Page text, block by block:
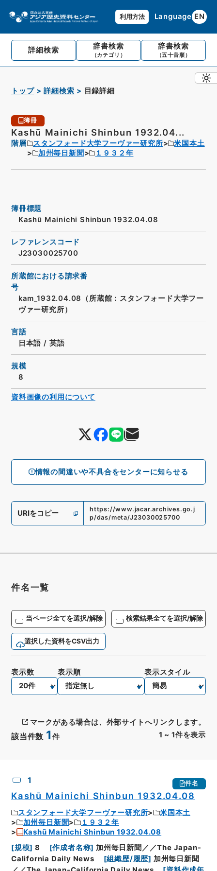
利用方法 Language EN
詳細検索 辞書検索
（カテゴリ）
辞書検索
（五十音順）
トップ 詳細検索 目録詳細
簿冊
Kashū Mainichi Shinbun 1932.04...
階層 スタンフォード大学フーヴァー研究所
米国本土
加州毎日新聞
１９３２年
情報の間違いや不具合をセンターに知らせる
簿冊標題
Kashū Mainichi Shinbun 1932.04.08
レファレンスコード
J23030025700
所蔵館における請求番
号
kam_1932.04.08（所蔵館：スタンフォード大学フー
ヴァー研究所）
言語
日本語 / 英語
規模
8
URIをコピー
https://www.jacar.archives.go.j
p/das/meta/J23030025700
資料画像の利用について
件名一覧
当ページ全てを選択/解除 検索結果全てを選択/解除
選択した資料をCSV出力
該当件数 1 件 1 ~ 1件を表示
表示数 表示順 表示スタイル
マークがある場合は、外部サイトへリンクします。
1 件名
Kashū Mainichi Shinbun 1932.04.08
スタンフォード大学フーヴァー研究所
米国本土
加州毎日新聞
１９３２年
Kashū Mainichi Shinbun 1932.04.08
[規模] 8 [作成者名称] 加州毎日新聞／／The Japan-
California Daily News
[組織歴/履歴] 加州毎日新聞